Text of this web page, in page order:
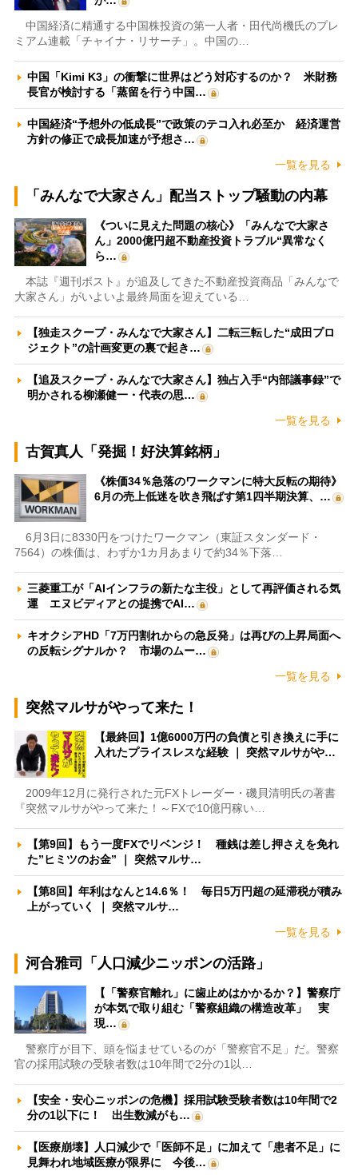
中国経済に精通する中国株投資の第一人者・田代尚機氏のプレ
ミアム連載「チャイナ・リサーチ」。中国の…
中国「Kimi K3」の衝撃に世界はどう対応するのか？ 米財務
長官が検討する「蒸留を行う中国…
中国経済“予想外の低成長”で政策のテコ入れ必至か 経済運営
方針の修正で成長加速が予想さ…
一覧を見る
「みんなで大家さん」配当ストップ騒動の内幕
《ついに見えた問題の核心》「みんなで大家さ
ん」2000億円超不動産投資トラブル“異常なく
ら…
本誌『週刊ポスト』が追及してきた不動産投資商品「みんなで
大家さん」がいよいよ最終局面を迎えている…
【独走スクープ・みんなで大家さん】二転三転した“成田プロ
ジェクト”の計画変更の裏で起き…
【追及スクープ・みんなで大家さん】独占入手“内部議事録”で
明かされる柳瀬健一・代表の思…
一覧を見る
古賀真人「発掘！好決算銘柄」
《株価34％急落のワークマンに特大反転の期待》
6月の売上低迷を吹き飛ばす第1四半期決算、…
6月3日に8330円をつけたワークマン（東証スタンダード・
7564）の株価は、わずか1カ月あまりで約34％下落…
三菱重工が「AIインフラの新たな主役」として再評価される気
運 エヌビディアとの提携でAI…
キオクシアHD「7万円割れからの急反発」は再びの上昇局面へ
の反転シグナルか？ 市場のムー…
一覧を見る
突然マルサがやって来た！
【最終回】1億6000万円の負債と引き換えに手に
入れたプライスレスな経験 ｜ 突然マルサがや…
2009年12月に発行された元FXトレーダー・磯貝清明氏の著書
『突然マルサがやって来た！～FXで10億円稼い…
【第9回】もう一度FXでリベンジ！ 種銭は差し押さえを免れ
た”ヒミツのお金” ｜ 突然マルサ…
【第8回】年利はなんと14.6％！ 毎日5万円超の延滞税が積み
上がっていく ｜ 突然マルサ…
一覧を見る
河合雅司「人口減少ニッポンの活路」
【「警察官離れ」に歯止めはかかるか？】警察庁
が本気で取り組む「警察組織の構造改革」 実
現…
警察庁が目下、頭を悩ませているのが「警察官不足」だ。警察
官の採用試験の受験者数は10年間で2分の1以…
【安全・安心ニッポンの危機】採用試験受験者数は10年間で2
分の1以下に！ 出生数減がも…
【医療崩壊】人口減少で「医師不足」に加えて「患者不足」に
見舞われ地域医療が限界に 今後…